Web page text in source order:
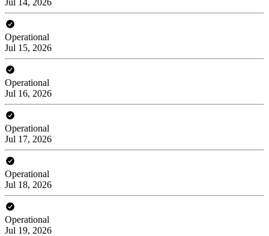
Operational
Jul 15, 2026
Operational
Jul 16, 2026
Operational
Jul 17, 2026
Operational
Jul 18, 2026
Operational
Jul 19, 2026